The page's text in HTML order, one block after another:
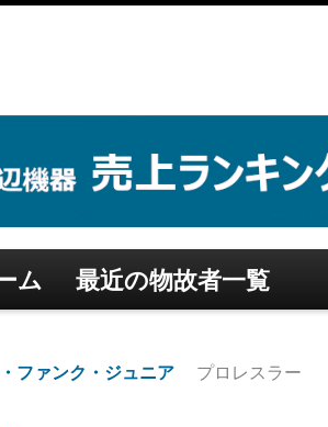
ム 最近の物故者一覧
・ファンク・ジュニア プロレスラー